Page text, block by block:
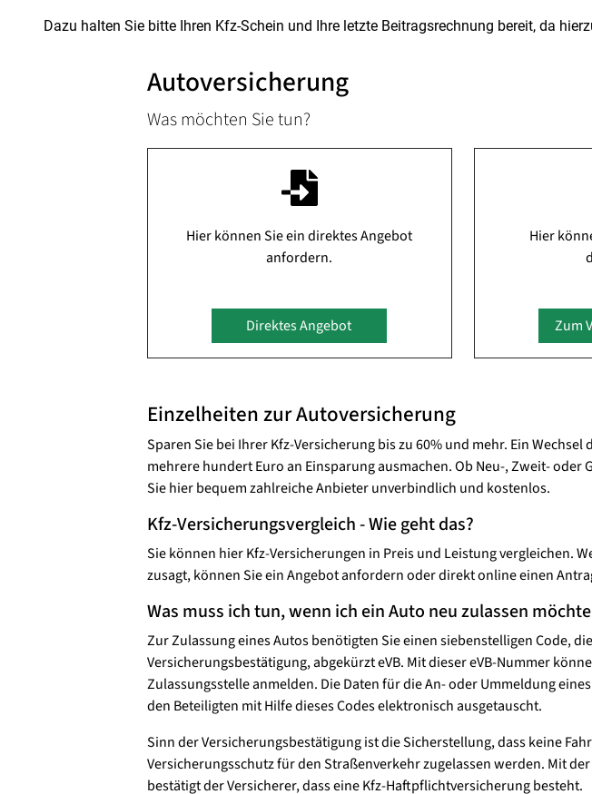
Dazu halten Sie bitte Ihren Kfz-Schein und Ihre letzte Beitragsrechnung bereit, da